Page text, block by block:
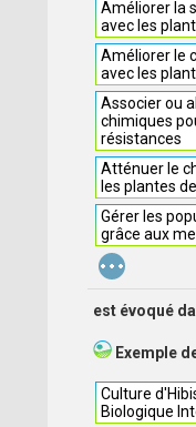
Améliorer la
avec les
Améliorer le
avec les
Associer ou
chimiques
résistances
Atténuer le
les plantes
Gérer les
grâce aux
...
est évoqué
Exemple
Culture
Biologique